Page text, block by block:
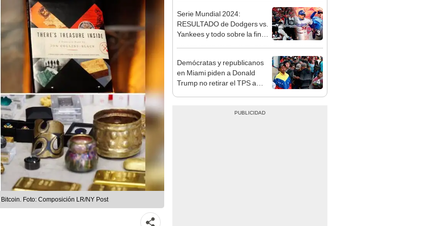
Foto: Composición LR/NY Post
3
Serie Mundial 2024:
RESULTADO de Dodgers vs.
Yankees y todo sobre la final
4
Demócratas y republicanos
en Miami piden a Donald
Trump no retirar el TPS a